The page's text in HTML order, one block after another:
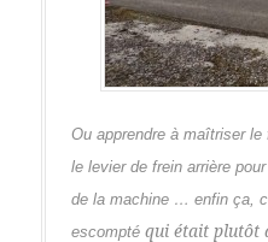
Ou apprendre à maîtriser
le levier de frein arrière
de la machine … enfin ça,
escompté qui était plutôt